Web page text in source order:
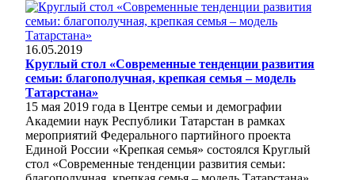
16.05.2019
Круглый стол «Современные тенденции развития
семьи: благополучная, крепкая семья – модель
Татарстана»
15 мая 2019 года в Центре семьи и демографии
Академии наук Республики Татарстан в рамках
мероприятий Федерального партийного проекта
Единой России «Крепкая семья» состоялся Круглый
стол «Современные тенденции развития семьи: